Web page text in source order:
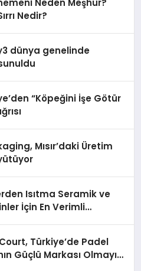
Neden Meşhur?
Nedir?
dünya genelinde
“Köpeğini İşe Götür
Mısır’daki Üretim
Isıtma Seramik ve
İçin En Verimli
Türkiye’de Padel
Güçlü Markası Olmayı